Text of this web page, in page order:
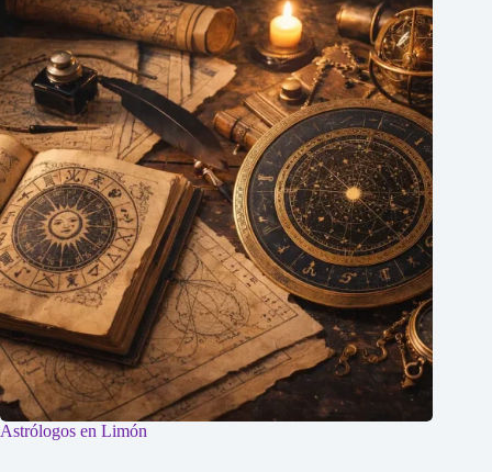
Astrólogos en Limón